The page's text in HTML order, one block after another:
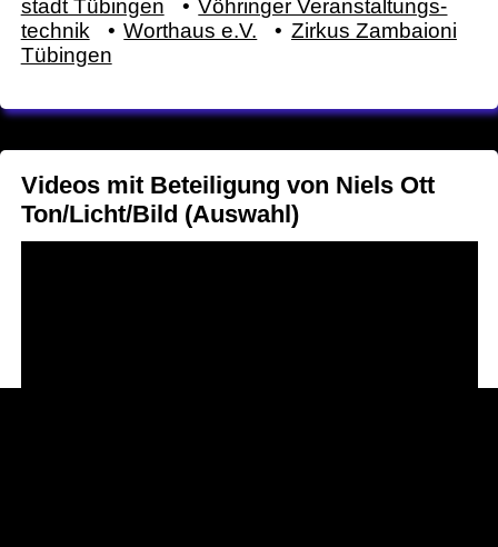
stadt Tü­bingen
Vöh­ringer Ver­anstal­tungs­
technik
Wort­haus e.V.
Zirkus Zam­baioni
Tü­bingen
Videos mit Beteiligung von Niels Ott
Ton/Licht/Bild (Auswahl)